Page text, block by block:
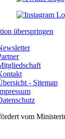
überspringen
- Sitemap
vom